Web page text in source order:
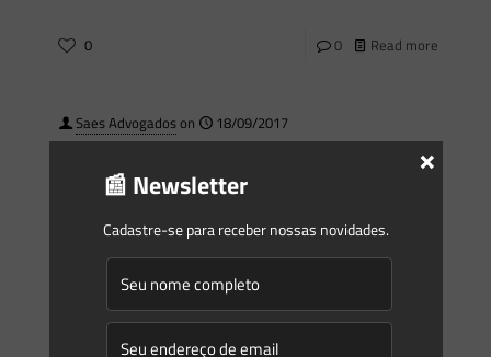
0 0 Read more
Saes Advogadoson
18/09/2017
O julgamento no STF da validade do Código Florestal deve
equilíbrio entre o desenvolvimento agrícola e a preservação
0 Read more
📰 Newsletter
Cadastre-se para receber nossas novidades.
×